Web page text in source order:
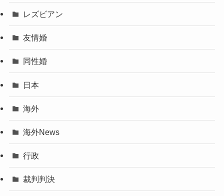
レズビアン
友情婚
同性婚
日本
海外
海外News
行政
裁判判決